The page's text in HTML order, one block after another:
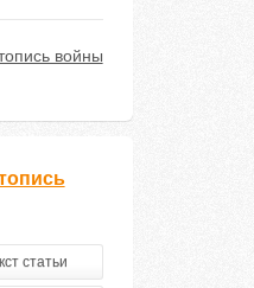
войны
статьи